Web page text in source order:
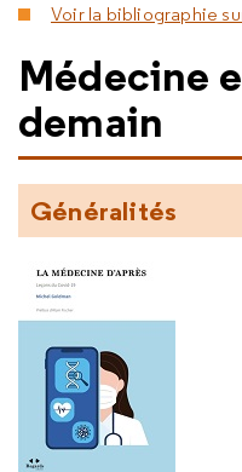
Voir la bibliographie
Médecine
demain
Généralités